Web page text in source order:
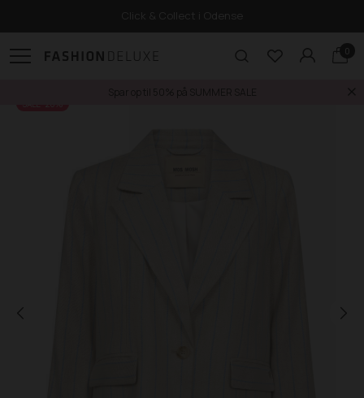
Click & Collect i Odense
0